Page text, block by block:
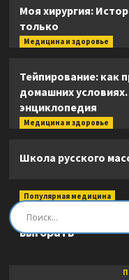
Моя хирургия:
только
Медицина и здоровье
Тейпирование: как
домашних
энциклопедия
Медицина и здоровье
Школа русского
Популярная медицина
Быть врачом. Как
выгорать